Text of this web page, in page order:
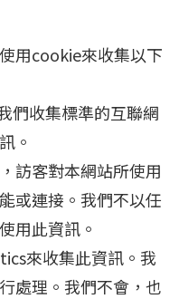
用cookie來收集以下
們收集標準的互聯網
。
訪客對本網站所使用
或連接。我們不以任
用此資訊。
來收集此資訊。我
處理。我們不會，也